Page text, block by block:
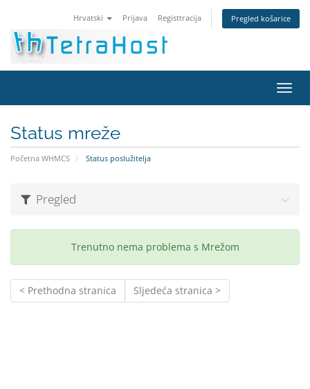
Hrvatski Prijava Registtracija Pregled košarice
Status mreže
Početna WHMCS Status poslužitelja
Pregled
Trenutno nema problema s Mrežom
< Prethodna stranica Sljedeća stranica >